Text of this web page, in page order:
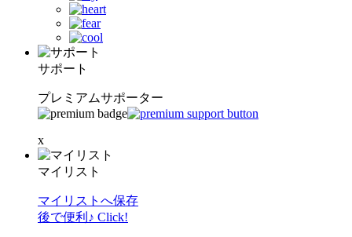
サポート
プレミアムサポーター
x
マイリスト
マイリストへ保存
後で便利♪ Click!